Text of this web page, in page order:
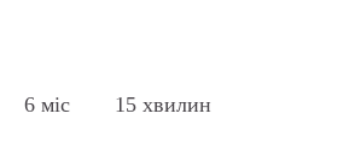
6 міс 15 хвилин